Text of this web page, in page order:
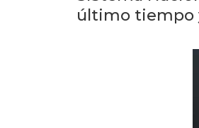
último tiempo